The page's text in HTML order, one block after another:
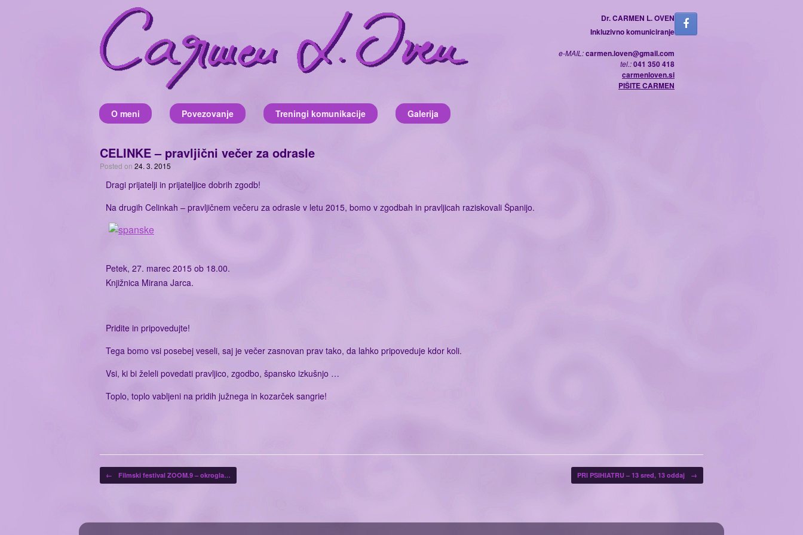
content
Dr. CARMEN L. OVEN
Inkluzivno komuniciranje
e-MAIL:carmen.loven@gmail.com
tel.:041 350 418
carmenloven.si
PIŠITE CARMEN
O meni Povezovanje Treningi komunikacije Galerija
CELINKE – pravljični večer za odrasle
Posted on 24. 3. 2015
Dragi prijatelji in prijateljice dobrih zgodb!
Na drugih Celinkah – pravljičnem večeru za odrasle v letu 2015, bomo v zgodbah in pravljicah raziskovali Španijo.
Petek, 27. marec 2015 ob 18.00.
Knjižnica Mirana Jarca.
Pridite in pripovedujte!
Tega bomo vsi posebej veseli, saj je večer zasnovan prav tako, da lahko pripoveduje kdor koli.
Vsi, ki bi želeli povedati pravljico, zgodbo, špansko izkušnjo …
Toplo, toplo vabljeni na pridih južnega in kozarček sangrie!
Post navigation
← Filmski festival ZOOM.9 – okrogla… PRI PSIHIATRU – 13 sred, 13 oddaj →